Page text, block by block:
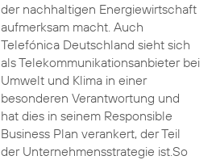
der nachhaltigen Energiewirtschaft
aufmerksam macht. Auch
Telefónica Deutschland sieht sich
als Telekommunikationsanbieter bei
Umwelt und Klima in einer
besonderen Verantwortung und
hat dies in seinem Responsible
Business Plan verankert, der Teil
der Unternehmensstrategie ist.So